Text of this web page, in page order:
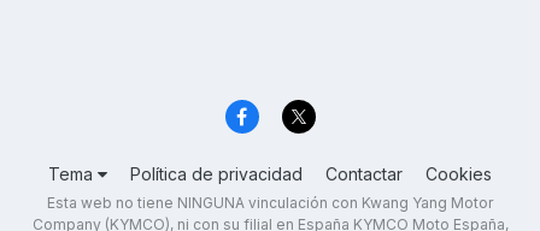
Tema Política de privacidad Contactar Cookies
Esta web no tiene NINGUNA vinculación con Kwang Yang Motor
Company (KYMCO), ni con su filial en España KYMCO Moto España,